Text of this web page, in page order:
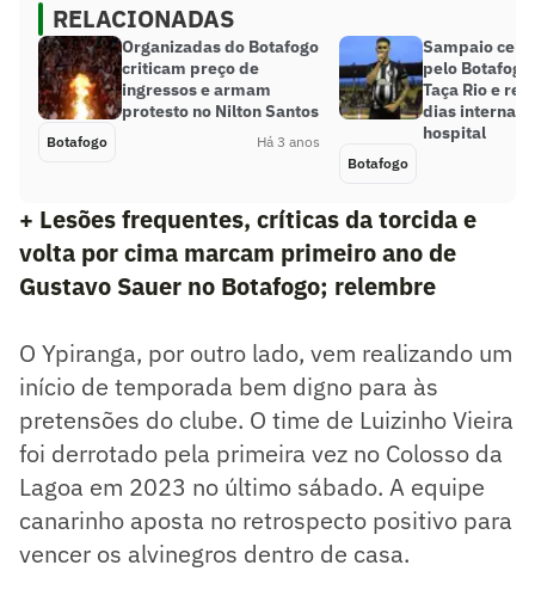
RELACIONADAS
Organizadas do Botafogo
criticam preço de
ingressos e armam
protesto no Nilton Santos
Botafogo Há 3 anos
Sampaio
pelo
Taça Rio e
dias
hospital
Botafogo
+ Lesões frequentes, críticas da torcida e
volta por cima marcam primeiro ano de
Gustavo Sauer no Botafogo; relembre
O Ypiranga, por outro lado, vem realizando um
início de temporada bem digno para às
pretensões do clube. O time de Luizinho Vieira
foi derrotado pela primeira vez no Colosso da
Lagoa em 2023 no último sábado. A equipe
canarinho aposta no retrospecto positivo para
vencer os alvinegros dentro de casa.